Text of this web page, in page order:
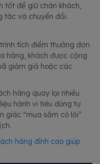
để giữ chân khách,
tác và chuyển đổi.
tích điểm thưởng đơn
hàng, khách được cộng
giảm giá hoặc các
hàng quay lại nhiều
hành vi tiêu dùng tự
giác “mua sắm có lời”
hàng đỉnh cao giúp